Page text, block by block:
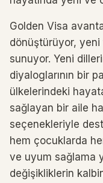
Golden Visa
dönüştürüyor, yeni
sunuyor. Yeni
diyaloglarının bir
ülkelerindeki
sağlayan bir aile
seçenekleriyle
hem çocuklarda
ve uyum sağlama
değişikliklerin